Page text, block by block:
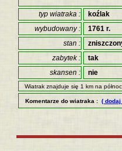
typ wiatraka :
koźlak
wybudowany :
1761 r.
stan :
zabytek :
tak
skansen :
nie
Wiatrak znajduje się 1 km na
Komentarze do wiatraka : (